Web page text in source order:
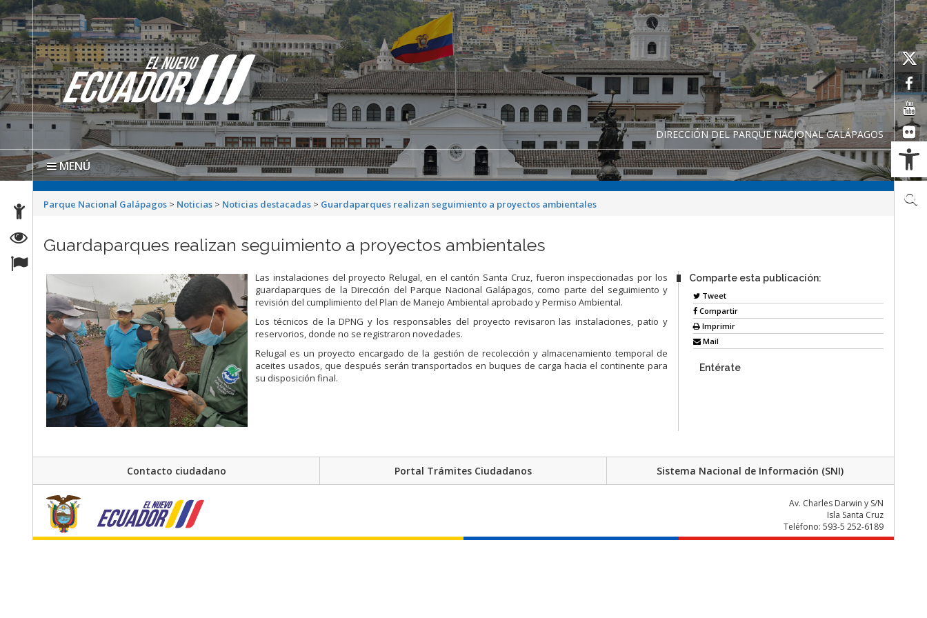
DIRECCIÓN DEL PARQUE NACIONAL GALÁPAGOS
MENÚ
Parque Nacional Galápagos > Noticias > Noticias destacadas > Guardaparques realizan seguimiento a proyectos ambientales
Guardaparques realizan seguimiento a proyectos ambientales
Las instalaciones del proyecto Relugal, en el cantón Santa Cruz, fueron inspeccionadas por los
guardaparques de la Dirección del Parque Nacional Galápagos, como parte del seguimiento y
revisión del cumplimiento del Plan de Manejo Ambiental aprobado y Permiso Ambiental.
Los técnicos de la DPNG y los responsables del proyecto revisaron las instalaciones, patio y
reservorios, donde no se registraron novedades.
Relugal es un proyecto encargado de la gestión de recolección y almacenamiento temporal de
aceites usados, que después serán transportados en buques de carga hacia el continente para
su disposición final.
Comparte esta publicación:
Tweet
Compartir
Imprimir
Mail
Entérate
Contacto ciudadano Portal Trámites Ciudadanos Sistema Nacional de Información (SNI)
Av. Charles Darwin y S/N
Isla Santa Cruz
Teléfono: 593-5 252-6189